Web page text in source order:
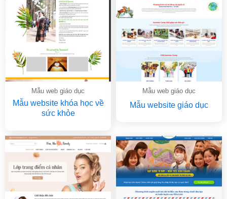
Mẫu web giáo dục
Mẫu website khóa học về
sức khỏe
Mẫu web giáo dục
Mẫu website giáo dục